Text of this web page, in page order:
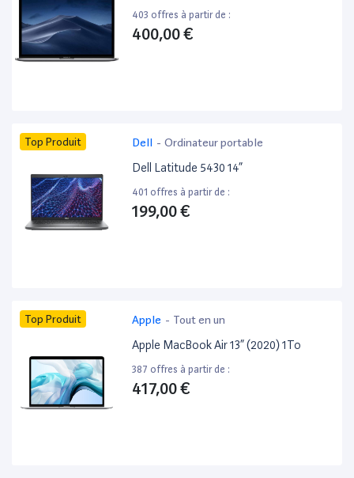
403 offres à partir de :
400,00 €
Top Produit Dell - Ordinateur portable
Dell Latitude 5430 14”
401 offres à partir de :
199,00 €
Top Produit Apple - Tout en un
Apple MacBook Air 13” (2020) 1To
387 offres à partir de :
417,00 €